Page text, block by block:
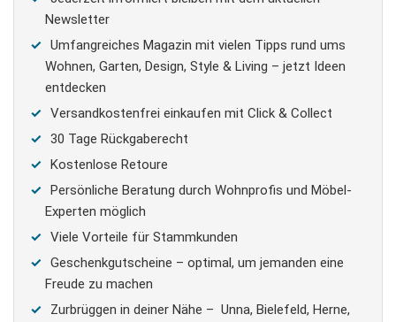
Newsletter
Umfangreiches Magazin mit vielen Tipps rund ums
Wohnen, Garten, Design, Style & Living – jetzt Ideen
entdecken
Versandkostenfrei einkaufen mit Click & Collect
30 Tage Rückgaberecht
Kostenlose Retoure
Persönliche Beratung durch Wohnprofis und Möbel-
Experten möglich
Viele Vorteile für Stammkunden
Geschenkgutscheine – optimal, um jemanden eine
Freude zu machen
Zurbrüggen in deiner Nähe – Unna, Bielefeld, Herne,